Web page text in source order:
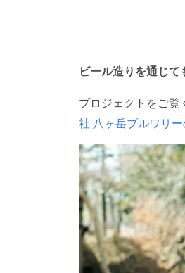
ビール造りを通じ
プロジェクトをご覧
社 八ヶ岳ブルワリー